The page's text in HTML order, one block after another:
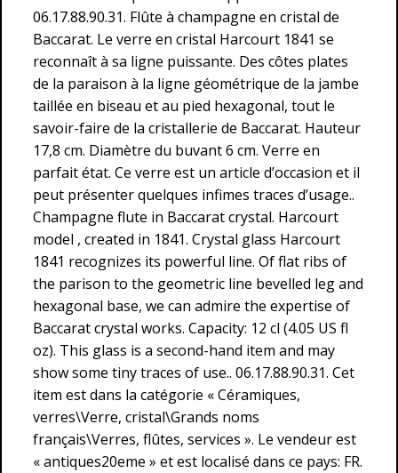
06.17.88.90.31. Flûte à champagne en cristal de
Baccarat. Le verre en cristal Harcourt 1841 se
reconnaît à sa ligne puissante. Des côtes plates
de la paraison à la ligne géométrique de la jambe
taillée en biseau et au pied hexagonal, tout le
savoir-faire de la cristallerie de Baccarat. Hauteur
17,8 cm. Diamètre du buvant 6 cm. Verre en
parfait état. Ce verre est un article d’occasion et il
peut présenter quelques infimes traces d’usage..
Champagne flute in Baccarat crystal. Harcourt
model , created in 1841. Crystal glass Harcourt
1841 recognizes its powerful line. Of flat ribs of
the parison to the geometric line bevelled leg and
hexagonal base, we can admire the expertise of
Baccarat crystal works. Capacity: 12 cl (4.05 US fl
oz). This glass is a second-hand item and may
show some tiny traces of use.. 06.17.88.90.31. Cet
item est dans la catégorie « Céramiques,
verres\Verre, cristal\Grands noms
français\Verres, flûtes, services ». Le vendeur est
« antiques20eme » et est localisé dans ce pays: FR.